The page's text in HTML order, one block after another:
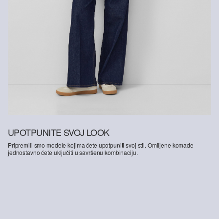
UPOTPUNITE SVOJ LOOK
Pripremili smo modele kojima ćete upotpuniti svoj stil. Omiljene komade
jednostavno ćete uključiti u savršenu kombinaciju.